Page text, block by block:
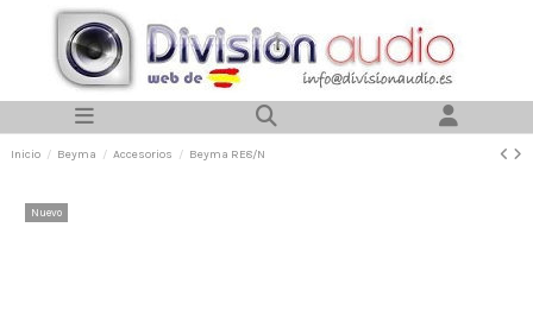
Inicio Beyma Accesorios Beyma RE8/N
Nuevo